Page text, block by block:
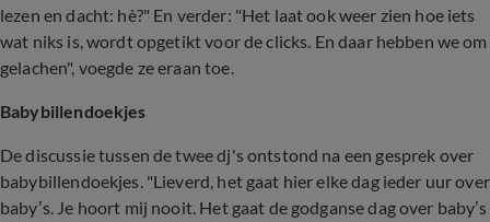
lezen en dacht: hè?" En verder: "Het laat ook weer zien hoe iets
wat niks is, wordt opgetikt voor de clicks. En daar hebben we om
gelachen", voegde ze eraan toe.
Babybillendoekjes
De discussie tussen de twee dj's ontstond na een gesprek over
babybillendoekjes. "Lieverd, het gaat hier elke dag ieder uur over
baby’s. Je hoort mij nooit. Het gaat de godganse dag over baby’s